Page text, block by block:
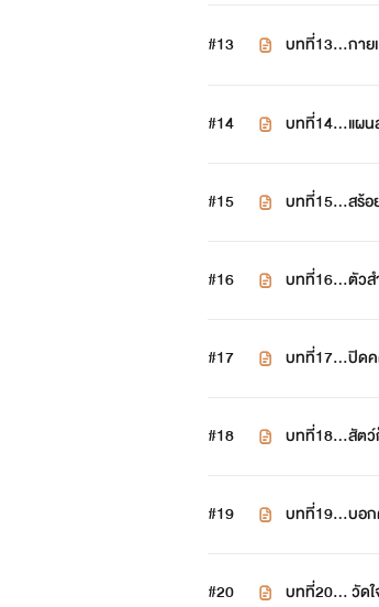
#13 บทที่13...กายเ
#14 บทที่14...แผน
#15 บทที่15...สร้อ
#16 บทที่16...ตัวส
#17 บทที่17...ปิด
#18 บทที่18...สัตว์
#19 บทที่19...บอก
#20 บทที่20... วัด